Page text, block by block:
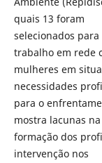
quais 13 foram
selecionados
trabalho em rede
mulheres em
necessidades
para o
mostra lacunas na
formação dos
intervenção nos